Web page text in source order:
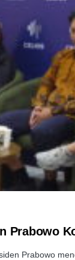
Prabowo
Prabowo